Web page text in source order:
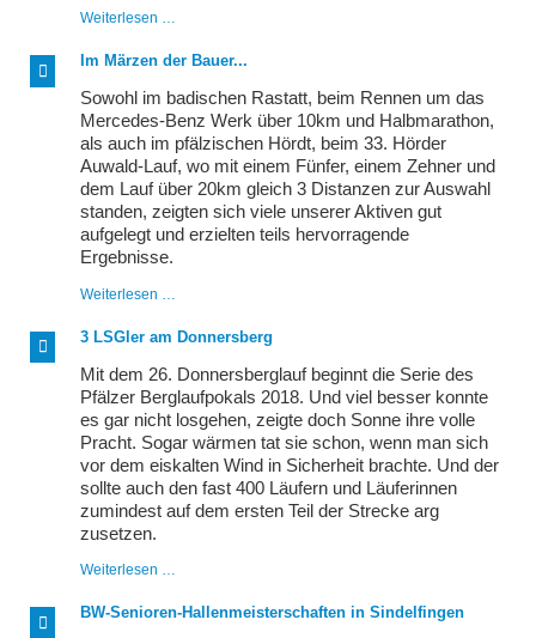
Weiterlesen …
das
letzte
aus
sich
heraus
Im Märzen der Bauer...
Sowohl im badischen Rastatt, beim Rennen um das
Mercedes-Benz Werk über 10km und Halbmarathon,
als auch im pfälzischen Hördt, beim 33. Hörder
Auwald-Lauf, wo mit einem Fünfer, einem Zehner und
dem Lauf über 20km gleich 3 Distanzen zur Auswahl
standen, zeigten sich viele unserer Aktiven gut
aufgelegt und erzielten teils hervorragende
Ergebnisse.
Weiterlesen …
der
Bauer...
3 LSGler am Donnersberg
Mit dem 26. Donnersberglauf beginnt die Serie des
Pfälzer Berglaufpokals 2018. Und viel besser konnte
es gar nicht losgehen, zeigte doch Sonne ihre volle
Pracht. Sogar wärmen tat sie schon, wenn man sich
vor dem eiskalten Wind in Sicherheit brachte. Und der
sollte auch den fast 400 Läufern und Läuferinnen
zumindest auf dem ersten Teil der Strecke arg
zusetzen.
Weiterlesen …
am
Donnersberg
BW-Senioren-Hallenmeisterschaften in Sindelfingen